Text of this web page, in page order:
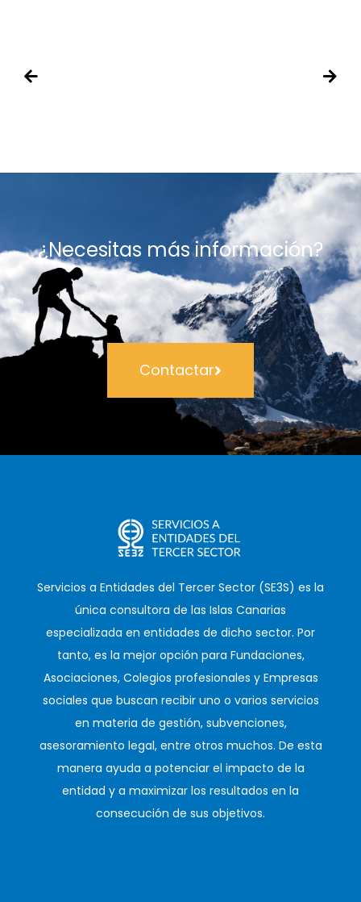
¿Necesitas más información?
Contactar
Servicios a Entidades del Tercer Sector (SE3S) es la
única consultora de las Islas Canarias
especializada en entidades de dicho sector. Por
tanto, es la mejor opción para Fundaciones,
Asociaciones, Colegios profesionales y Empresas
sociales que buscan recibir uno o varios servicios
en materia de gestión, subvenciones,
asesoramiento legal, entre otros muchos. De esta
manera ayuda a potenciar el impacto de la
entidad y a maximizar los resultados en la
consecución de sus objetivos.